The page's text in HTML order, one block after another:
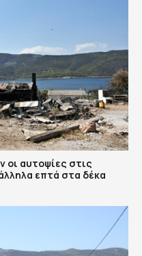
οι αυτοψίες στις
επτά στα δέκα